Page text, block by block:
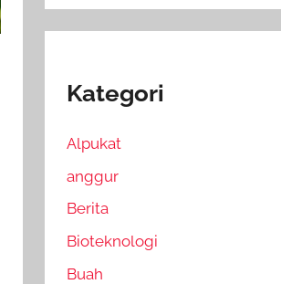
Kategori
Alpukat
anggur
Berita
Bioteknologi
Buah